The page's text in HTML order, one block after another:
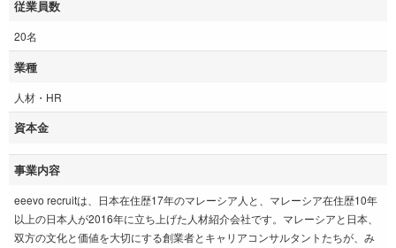
従業員数
20名
業種
人材・HR
資本金
事業内容
eeevo recruitは、日本在住歴17年のマレーシア人と、マレーシア在住歴10年
以上の日本人が2016年に立ち上げた人材紹介会社です。マレーシアと日本、
双方の文化と価値を大切にする創業者とキャリアコンサルタントたちが、み